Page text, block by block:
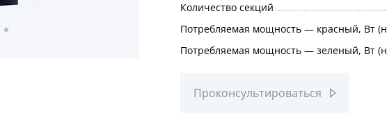
Количество секций
Потребляемая мощность — красный, Вт
Потребляемая мощность — зеленый, Вт
Проконсультироваться